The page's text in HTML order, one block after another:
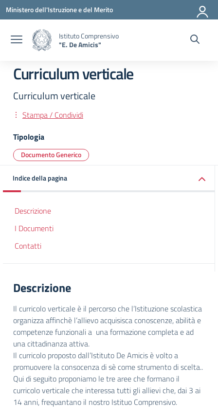
Vai ai contenuti
Vai al menu di navigazione
Vai al footer
Ministero dell'Istruzione e del Merito
Istituto Comprensivo
"E. De Amicis"
Curriculum verticale
Curriculum verticale
Stampa / Condividi
Tipologia
Documento Generico
Indice della pagina
Descrizione
I Documenti
Contatti
Descrizione
Il curricolo verticale è il percorso che l’Istituzione scolastica
organizza affinchè l’allievo acquisisca conoscenze, abilità e
competenze funzionali a una formazione completa e ad
una cittadinanza attiva.
Il curricolo proposto dall’Istituto De Amicis è volto a
promuovere la consocenza di sè come strumento di scelta..
Qui di seguito proponiamo le tre aree che formano il
curricolo verticale che interessa tutti gli allievi che, dai 3 ai
14 anni, frequantano il nostro Istituo Comprensivo.